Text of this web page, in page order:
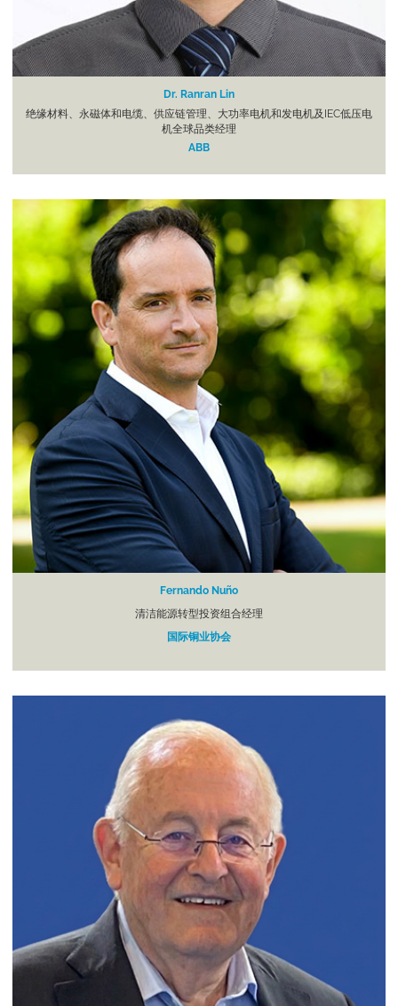
Dr. Ranran Lin
绝缘材料、永磁体和电缆、供应链管理、大功率电机和发电机及IEC低压电
机全球品类经理
ABB
Fernando Nuño
清洁能源转型投资组合经理
国际铜业协会